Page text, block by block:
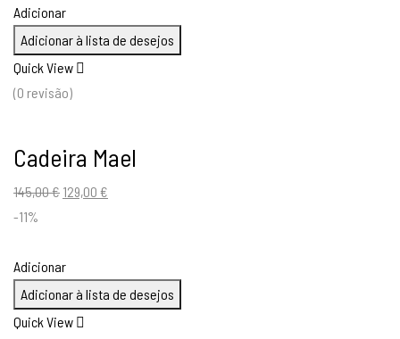
Adicionar
Adicionar à lista de desejos
Quick View
(0 revisão)
Cadeira Mael
145,00€ O
era:
145,00 €.
129,00 €
129,00 €.
-11%
Adicionar
Adicionar à lista de desejos
Quick View